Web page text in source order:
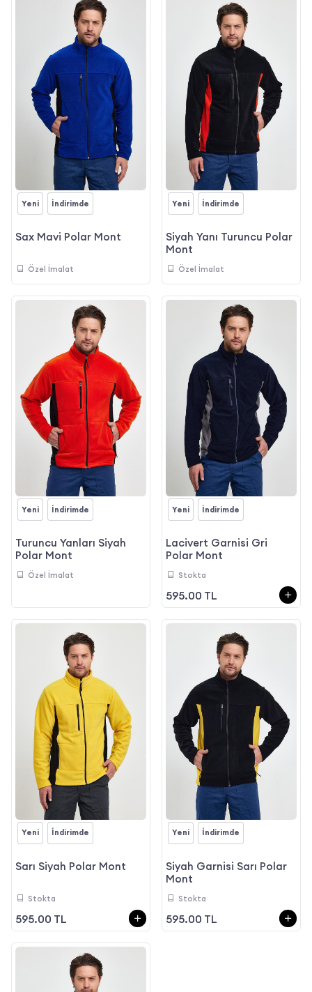
Yeni İndirimde
Sax Mavi Polar Mont
Özel İmalat
Yeni İndirimde
Siyah Yanı Turuncu Polar
Mont
Özel İmalat
Yeni İndirimde
Turuncu Yanları Siyah
Polar Mont
Özel İmalat
Yeni İndirimde
Lacivert Garnisi Gri
Polar Mont
Stokta
595.00 TL
Yeni İndirimde
Sarı Siyah Polar Mont
Stokta
595.00 TL
Yeni İndirimde
Siyah Garnisi Sarı Polar
Mont
Stokta
595.00 TL